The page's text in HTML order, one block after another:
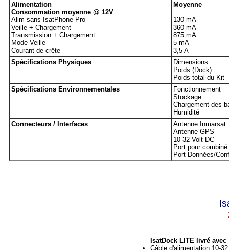
Alimentation
Consommation moyenne @ 12V
Alim sans IsatPhone Pro
Veille + Chargement
Transmission + Chargement
Mode Veille
Courant de crête
Moyenne
130 mA
360 mA
875 mA
5 mA
3,5 A
Spécifications Physiques
Dimensions
Poids (Dock)
Poids total du Kit
Spécifications Environnementales
Fonctionnement
Stockage
Chargement des
Humidité
Connecteurs / Interfaces
Antenne Inmarsat
Antenne GPS
10-32 Volt DC
Port pour
Port Données/
IsatDock LITE livré avec
Câble d'alimentation 10-